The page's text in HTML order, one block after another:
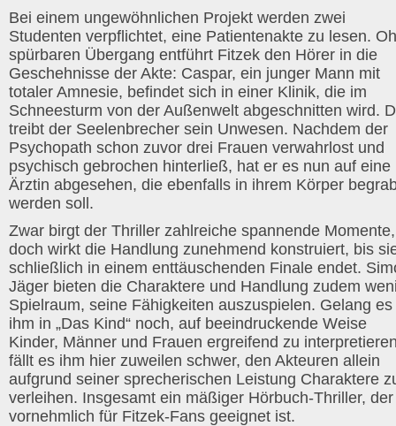
Bei einem ungewöhnlichen Projekt werden zwei
Studenten verpflichtet, eine Patientenakte zu lesen.
spürbaren Übergang entführt Fitzek den Hörer in die
Geschehnisse der Akte: Caspar, ein junger Mann mit
totaler Amnesie, befindet sich in einer Klinik, die im
Schneesturm von der Außenwelt abgeschnitten wird.
treibt der Seelenbrecher sein Unwesen. Nachdem der
Psychopath schon zuvor drei Frauen verwahrlost und
psychisch gebrochen hinterließ, hat er es nun auf eine
Ärztin abgesehen, die ebenfalls in ihrem Körper
werden soll.
Zwar birgt der Thriller zahlreiche spannende Momente,
doch wirkt die Handlung zunehmend konstruiert, bis
schließlich in einem enttäuschenden Finale endet.
Jäger bieten die Charaktere und Handlung zudem
Spielraum, seine Fähigkeiten auszuspielen. Gelang es
ihm in „Das Kind“ noch, auf beeindruckende Weise
Kinder, Männer und Frauen ergreifend zu
fällt es ihm hier zuweilen schwer, den Akteuren allein
aufgrund seiner sprecherischen Leistung Charaktere
verleihen. Insgesamt ein mäßiger Hörbuch-Thriller, der
vornehmlich für Fitzek-Fans geeignet ist.